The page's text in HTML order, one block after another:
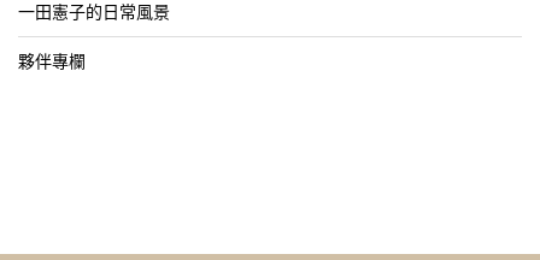
一田憲子的日常風景
夥伴專欄